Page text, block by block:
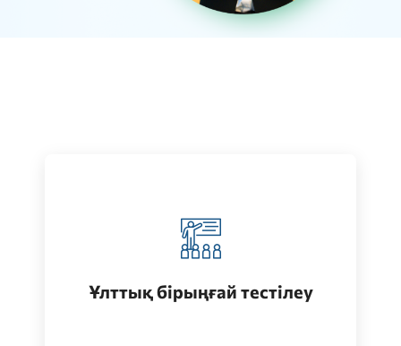
Ұлттық бірыңғай тестілеу
Қазақстанда жоғары білім алу
(бакалавриат)
Өту